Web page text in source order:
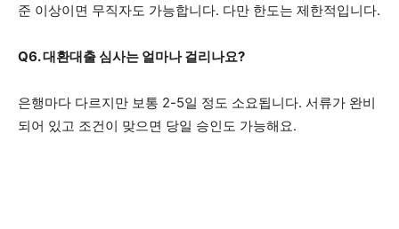
준 이상이면 무직자도 가능합니다. 다만 한도는 제한적입니다.
Q6. 대환대출 심사는 얼마나 걸리나요?
은행마다 다르지만 보통 2-5일 정도 소요됩니다. 서류가 완비
되어 있고 조건이 맞으면 당일 승인도 가능해요.